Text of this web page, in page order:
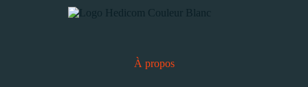
À propos